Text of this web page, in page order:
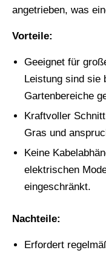
angetrieben, was
Vorteile:
Geeignet für
Leistung sind sie
Gartenbereiche
Kraftvoller
Gras und
Keine
elektrischen
eingeschränkt.
Nachteile:
Erfordert